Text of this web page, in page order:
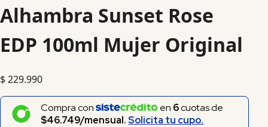
Alhambra Sunset Rose
EDP 100ml Mujer Original
$229.990
Compra con en 6cuotas de
$46.749/mensual.Solicita tu cupo.